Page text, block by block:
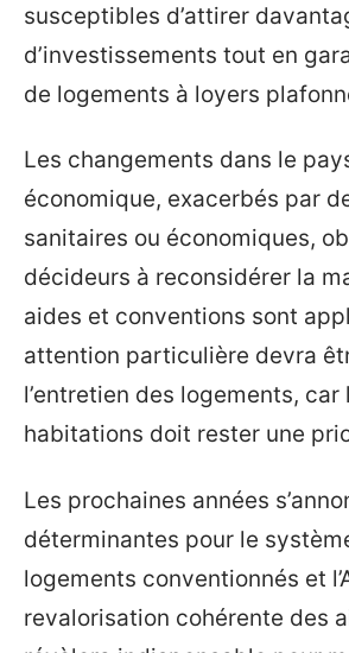
susceptibles d’attirer
d’investissements tout en
de logements à loyers
Les changements dans le
économique, exacerbés par
sanitaires ou économiques,
décideurs à reconsidérer la
aides et conventions sont
attention particulière devra
l’entretien des logements,
habitations doit rester une
Les prochaines années
déterminantes pour le
logements conventionnés et
revalorisation cohérente des